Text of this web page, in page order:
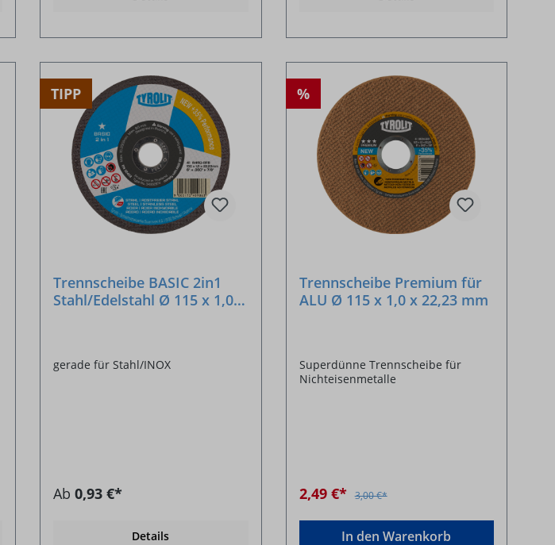
TIPP
Trennscheibe BASIC 2in1
Stahl/Edelstahl Ø 115 x 1,0 x
gerade für Stahl/INOX
Ab0,93 €*
Details
%
Trennscheibe Premium für
ALU Ø 115 x 1,0 x 22,23 mm
Superdünne Trennscheibe für
Nichteisenmetalle
2,49 €* 3,00 €*
In den Warenkorb